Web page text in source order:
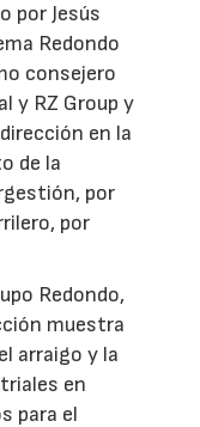
por Jesús
Redondo
consejero
y RZ Group y
en la
de la
por
por
Redondo,
muestra
arraigo y la
en
para el